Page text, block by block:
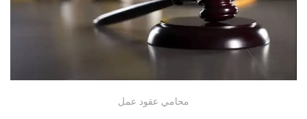
محامي عقود عمل